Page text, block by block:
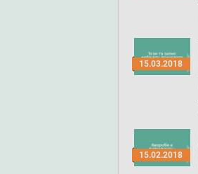
15.03.2018
15.02.2018